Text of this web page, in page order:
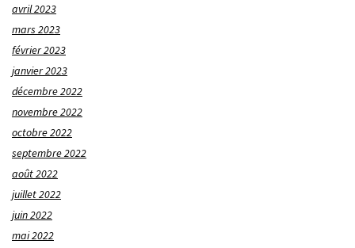
avril 2023
mars 2023
février 2023
janvier 2023
décembre 2022
novembre 2022
octobre 2022
septembre 2022
août 2022
juillet 2022
juin 2022
mai 2022